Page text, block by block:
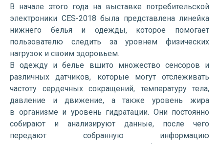
В начале этого года на выставке потребительской
электроники CES-2018 была представлена линейка
нижнего белья и одежды, которое помогает
пользователю следить за уровнем физических
нагрузок и своим здоровьем.
В одежду и белье вшито множество сенсоров и
различных датчиков, которые могут отслеживать
частоту сердечных сокращений, температуру тела,
давление и движение, а также уровень жира
в организме и уровень гидратации. Они постоянно
собирают и анализируют данные, после чего
передают собранную информацию